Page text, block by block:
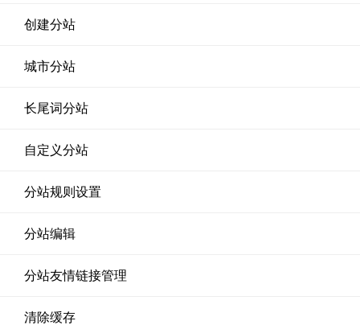
创建分站
城市分站
长尾词分站
自定义分站
分站规则设置
分站编辑
分站友情链接管理
清除缓存